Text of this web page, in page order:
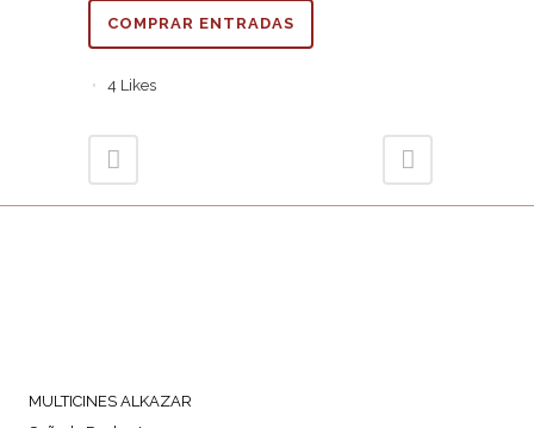
COMPRAR ENTRADAS
4 Likes
MULTICINES ALKAZAR